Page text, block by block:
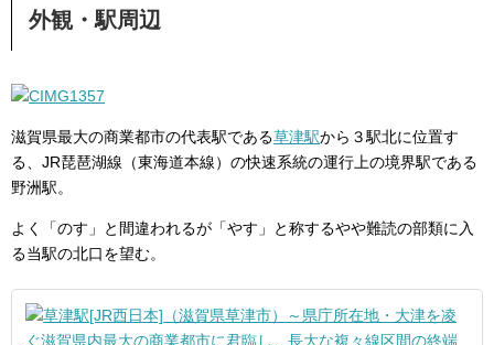
外観・駅周辺
滋賀県最大の商業都市の代表駅である草津駅から３駅北に位置す
る、JR琵琶湖線（東海道本線）の快速系統の運行上の境界駅である
野洲駅。
よく「のす」と間違われるが「やす」と称するやや難読の部類に入
る当駅の北口を望む。